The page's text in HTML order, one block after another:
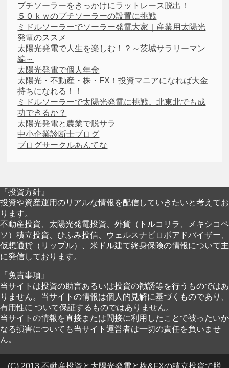
プチソーラーをきっかけにラットレース脱出！
５０ｋｗのプチソーラーの設置に挑戦
ミドルソーラーでソーラー発電大家｜産業用太陽光
発電のススメ
太陽光発電で人生を楽しむ！？～茨城サラリーマン
編～
太陽光発電で個人年金
太陽光・不動産・株・FX！投資マニアになれば大金
持ちになれる！！
ミドルソーラーで太陽光発電に挑戦。北東北でも成
功できるか？
太陽光発電と農業で脱サラ
中小企業診断士ブログ
ブログサークルあんてな
『投資方針』
投資や資産運用のリアルな情報を配信していきたいと考えてお
ります。
不動産投資、太陽光発電投資、外貨（トルコリラ、メキシコペ
ソ）積立投資、ひふみ投信、ウェルスナビロボアドバイザー、
仮想通貨（リップル）、米ドル建て終身保険の情報について主
に発信しております。
『免責事項』
当サイトは投資の助言あるいは投資の勧誘等を行うものではあ
りません。当サイトの情報は個人的見解に基づくものであり、
有用性に ついて保証するものではありません。
当サイトの情報を直接または間接に利用したことで被ったいか
なる損害についても当サイト運営者は一切の責任を負いませ
ん。
(C) 2013 不動産投資と太陽光発電と株&FXの積立投資で脱